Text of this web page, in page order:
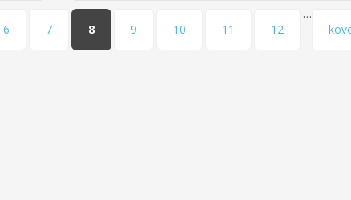
6 7 8 9 10 11 12
…